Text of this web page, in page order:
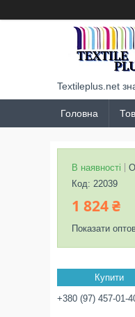
Textileplus.net
Головна
В наявності
Код: 22039
1 824 ₴
Показати
Купити
+380 (97) 457-01-